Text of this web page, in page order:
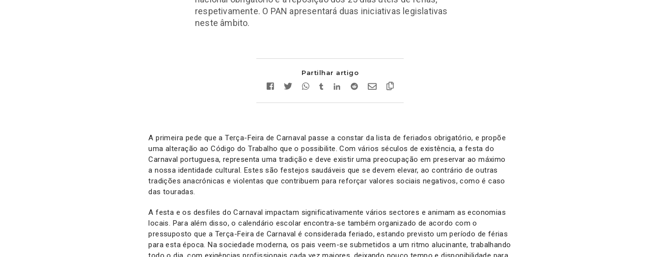
respetivamente. O PAN apresentará duas iniciativas legislativas
neste âmbito.
Partilhar artigo
A primeira pede que a Terça-Feira de Carnaval passe a constar da lista de feriados obrigatório, e propõe
uma alteração ao Código do Trabalho que o possibilite. Com vários séculos de existência, a festa do
Carnaval portuguesa, representa uma tradição e deve existir uma preocupação em preservar ao máximo
a nossa identidade cultural. Estes são festejos saudáveis que se devem elevar, ao contrário de outras
tradições anacrónicas e violentas que contribuem para reforçar valores sociais negativos, como é caso
das touradas.
A festa e os desfiles do Carnaval impactam significativamente vários sectores e animam as economias
locais. Para além disso, o calendário escolar encontra-se também organizado de acordo com o
pressuposto que a Terça-Feira de Carnaval é considerada feriado, estando previsto um período de férias
para esta época. Na sociedade moderna, os pais veem-se submetidos a um ritmo alucinante, trabalhando